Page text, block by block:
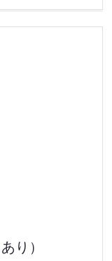
り）